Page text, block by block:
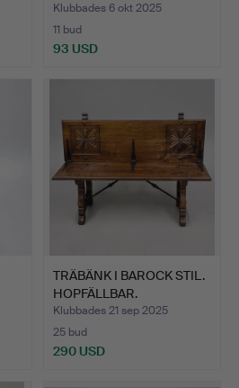
REGENTSST…
Klubbades 6 okt 2025
11 bud
93 USD
TRÄBÄNK I BAROCK STIL.
HOPFÄLLBAR.
Klubbades 21 sep 2025
25 bud
290 USD